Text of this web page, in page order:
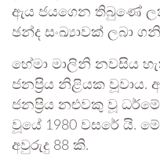
ඇය ජයගෙන තිබුණේ
ඡන්ද සංඛ්‍යාවක් ලබා
හේමා මාලිනි නවසිය
ජනප්‍රිය නිළියක වූවාය.
ජනප්‍රිය නළුවකු වූ
වූයේ 1980 වසරේ යි.
අවුරුදු 88 කි.